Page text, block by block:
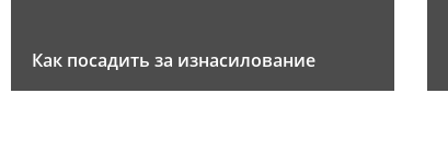
Как посадить за изнасилование